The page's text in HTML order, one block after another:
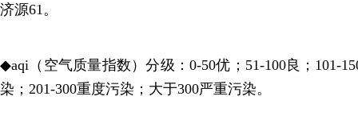
济源61。
◆aqi（空气质量指数）分级：0-50优；51-100良；101-
染；201-300重度污染；大于300严重污染。